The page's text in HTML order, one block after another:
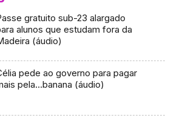
gratuito sub-23 alargado
alunos que estudam fora da
(áudio)
pede ao governo para pagar
pela…banana (áudio)